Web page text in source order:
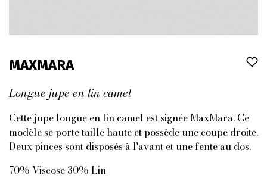
MAXMARA
Longue jupe en lin camel
Cette jupe longue en lin camel est signée MaxMara. Ce
modèle se porte taille haute et possède une coupe droite.
Deux pinces sont disposés à l'avant et une fente au dos.
70% Viscose 30% Lin